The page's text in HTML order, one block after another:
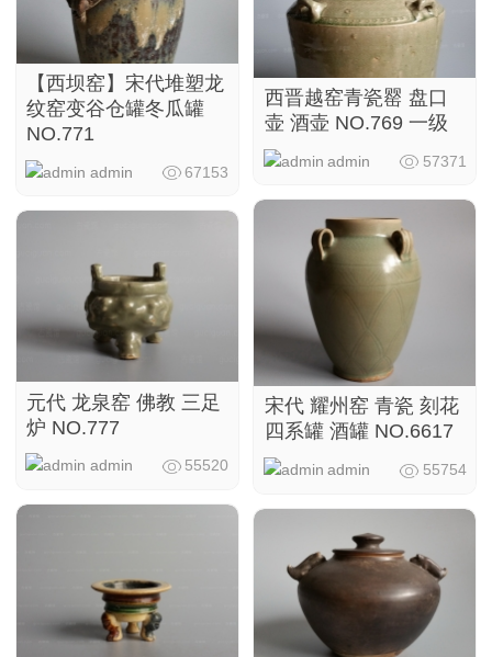
【西坝窑】宋代堆塑龙
纹窑变谷仓罐冬瓜罐
NO.771
admin 67153
元代 龙泉窑 佛教 三足
炉 NO.777
admin 55520
西晋越窑青瓷罂 盘口
壶 酒壶 NO.769 一级
admin 57371
宋代 耀州窑 青瓷 刻花
四系罐 酒罐 NO.6617
admin 55754